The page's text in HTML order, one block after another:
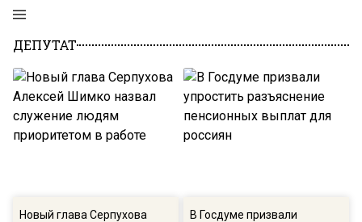
ДЕПУТАТ
Новый глава Серпухова
В Госдуме призвали